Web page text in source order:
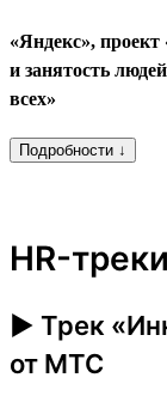
«Яндекс»,
и занятость
всех»
Подробности ↓
HR-треки
► Трек
от МТС